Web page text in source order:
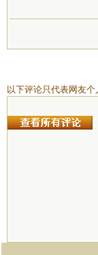
以下评论只代表网友个